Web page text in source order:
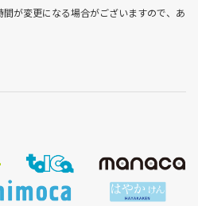
が変更になる場合がございますので、あ